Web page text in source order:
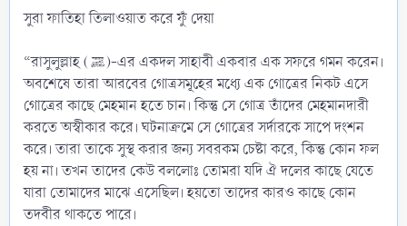
সুরা ফাতিহা তিলাওয়াত করে ফুঁ দেয়া
“রাসুলুল্লাহ (ﷺ)-এর একদল সাহাবী একবার এক সফরে গমন করেন।
অবশেষে তারা আরবের গোত্রসমূহের মধ্যে এক গোত্রের নিকট এসে
গোত্রের কাছে মেহমান হতে চান। কিন্তু সে গোত্র তাঁদের মেহমানদারী
করতে অস্বীকার করে। ঘটনাক্রমে সে গোত্রের সর্দারকে সাপে দংশন
করে। তারা তাকে সুস্থ করার জন্য সবরকম চেষ্টা করে, কিন্তু কোন ফল
হয় না। তখন তাদের কেউ বললোঃ তোমরা যদি ঐ দলের কাছে যেতে
যারা তোমাদের মাঝে এসেছিল। হয়তো তাদের কারও কাছে কোন
তদবীর থাকতে পারে।